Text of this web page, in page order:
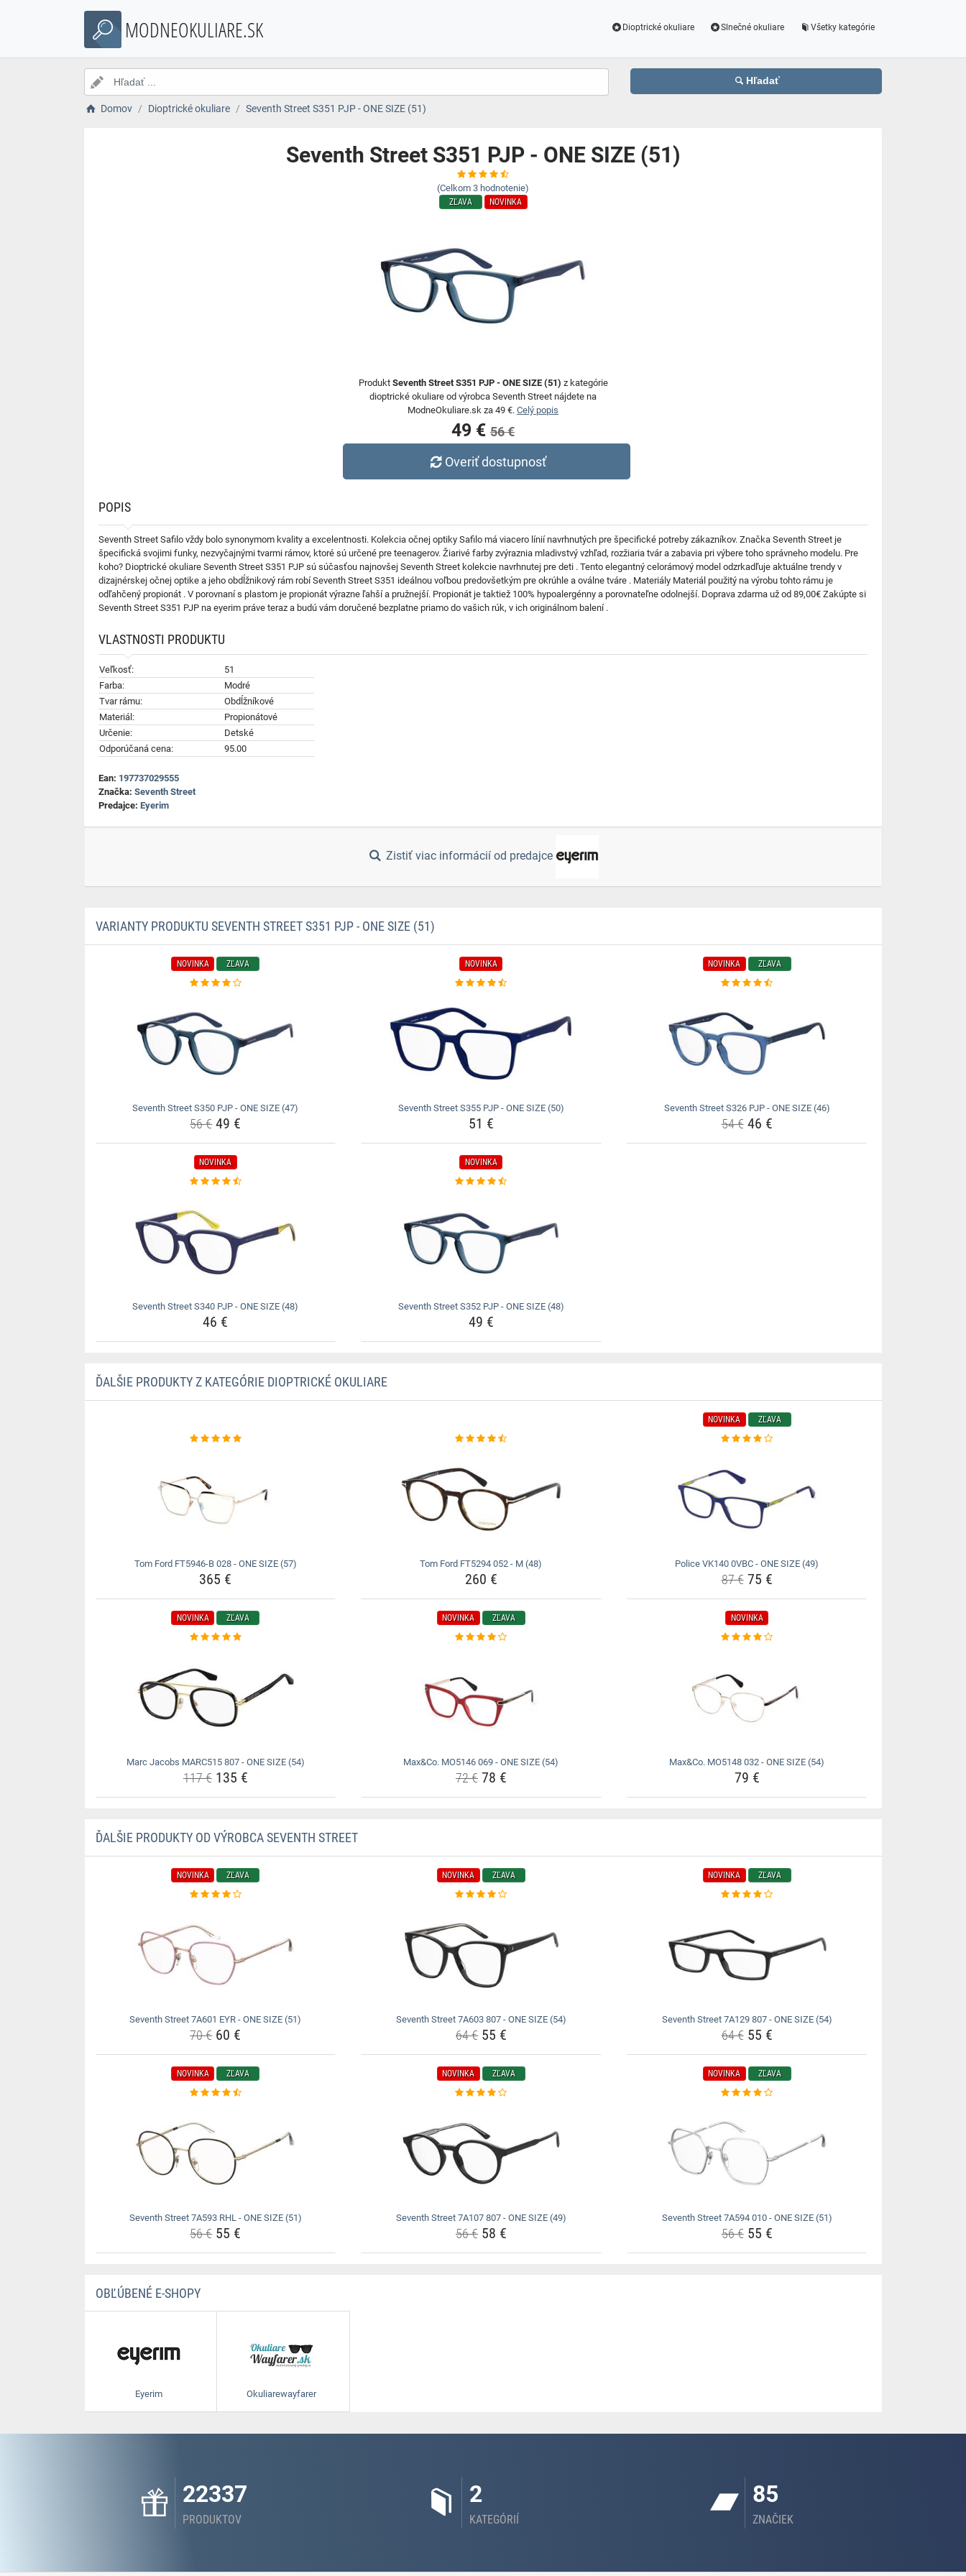
MODNEOKULIARE.SK Dioptrické okuliare Slnečné okuliare Všetky kategórie
Hľadať
Domov Dioptrické okuliare Seventh Street S351 PJP - ONE SIZE (51)
Seventh Street S351 PJP - ONE SIZE (51)
(Celkom 3 hodnotenie)
ZĽAVA NOVINKA
Produkt Seventh Street S351 PJP - ONE SIZE (51) z kategórie
dioptrické okuliare od výrobca Seventh Street nájdete na
ModneOkuliare.sk za 49 €. Celý popis
49 € 56 €
Overiť dostupnosť
POPIS
Seventh Street Safilo vždy bolo synonymom kvality a excelentnosti. Kolekcia očnej optiky Safilo má viacero línií navrhnutých pre špecifické potreby zákazníkov. Značka Seventh Street je
špecifická svojimi funky, nezvyčajnými tvarmi rámov, ktoré sú určené pre teenagerov. Žiarivé farby zvýraznia mladivstvý vzhľad, rozžiaria tvár a zabavia pri výbere toho správneho modelu. Pre
koho? Dioptrické okuliare Seventh Street S351 PJP sú súčasťou najnovšej Seventh Street kolekcie navrhnutej pre deti . Tento elegantný celorámový model odzrkadľuje aktuálne trendy v
dizajnérskej očnej optike a jeho obdĺžnikový rám robí Seventh Street S351 ideálnou voľbou predovšetkým pre okrúhle a oválne tváre . Materiály Materiál použitý na výrobu tohto rámu je
odľahčený propionát . V porovnaní s plastom je propionát výrazne ľahší a pružnejší. Propionát je taktiež 100% hypoalergénny a porovnateľne odolnejší. Doprava zdarma už od 89,00€ Zakúpte si
Seventh Street S351 PJP na eyerim práve teraz a budú vám doručené bezplatne priamo do vašich rúk, v ich originálnom balení .
VLASTNOSTI PRODUKTU
Veľkosť:
51
Farba:
Modré
Tvar rámu:
Obdĺžníkové
Materiál:
Propionátové
Určenie:
Detské
Odporúčaná cena:
95.00
Ean: 197737029555
Značka: Seventh Street
Predajce: Eyerim
Zistiť viac informácií od predajce
VARIANTY PRODUKTU SEVENTH STREET S351 PJP - ONE SIZE (51)
NOVINKA ZĽAVA
Seventh Street S350 PJP - ONE SIZE (47)
56 €49 €
NOVINKA
Seventh Street S355 PJP - ONE SIZE (50)
51 €
NOVINKA ZĽAVA
Seventh Street S326 PJP - ONE SIZE (46)
54 €46 €
NOVINKA
Seventh Street S340 PJP - ONE SIZE (48)
46 €
NOVINKA
Seventh Street S352 PJP - ONE SIZE (48)
49 €
ĎALŠIE PRODUKTY Z KATEGÓRIE DIOPTRICKÉ OKULIARE
Tom Ford FT5946-B 028 - ONE SIZE (57)
365 €
Tom Ford FT5294 052 - M (48)
260 €
NOVINKA ZĽAVA
Police VK140 0VBC - ONE SIZE (49)
87 €75 €
NOVINKA ZĽAVA
Marc Jacobs MARC515 807 - ONE SIZE (54)
117 €135 €
NOVINKA ZĽAVA
Max&Co. MO5146 069 - ONE SIZE (54)
72 €78 €
NOVINKA
Max&Co. MO5148 032 - ONE SIZE (54)
79 €
ĎALŠIE PRODUKTY OD VÝROBCA SEVENTH STREET
NOVINKA ZĽAVA
Seventh Street 7A601 EYR - ONE SIZE (51)
70 €60 €
NOVINKA ZĽAVA
Seventh Street 7A603 807 - ONE SIZE (54)
64 €55 €
NOVINKA ZĽAVA
Seventh Street 7A129 807 - ONE SIZE (54)
64 €55 €
NOVINKA ZĽAVA
Seventh Street 7A593 RHL - ONE SIZE (51)
56 €55 €
NOVINKA ZĽAVA
Seventh Street 7A107 807 - ONE SIZE (49)
56 €58 €
NOVINKA ZĽAVA
Seventh Street 7A594 010 - ONE SIZE (51)
56 €55 €
OBĽÚBENÉ E-SHOPY
Eyerim Okuliarewayfarer
22337
PRODUKTOV
2
KATEGÓRIÍ
85
ZNAČIEK